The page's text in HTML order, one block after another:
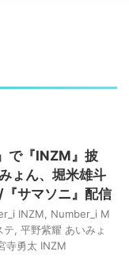
で『INZM』披
ょん、堀米雄斗
サマソニ』配信
INZM
Number_i M
テ 平野紫耀 あいみょ
寺勇太 INZM